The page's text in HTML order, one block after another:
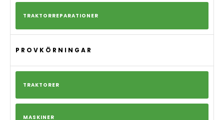
TRAKTORREPARATIONER
PROVKÖRNINGAR
TRAKTORER
MASKINER